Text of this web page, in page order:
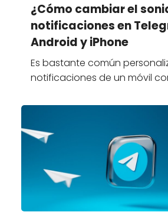
¿Cómo cambiar el
notificaciones en
Android y iPhone
Es bastante común
notificaciones de un móvil